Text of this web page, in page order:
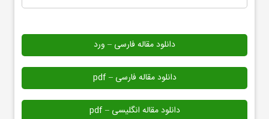
دانلود مقاله فارسی – ورد
دانلود مقاله فارسی – pdf
دانلود مقاله انگلیسی – pdf